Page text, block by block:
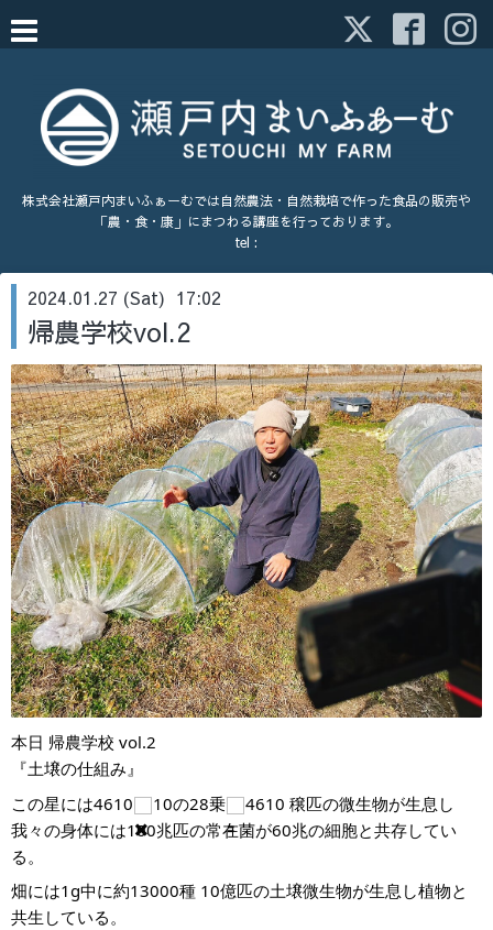
株式会社瀬戸内まいふぁーむでは自然農法・自然栽培で作った食品の販売や
「農・食・康」にまつわる講座を行っております。
tel :
2024.01.27 (Sat) 17:02
帰農学校vol.2
本日 帰農学校 vol.2
『土壌の仕組み』
この星には4610
10の28乗
4610 穣匹の微生物が生息し
我々の身体には100兆匹の常在菌が60兆の細胞と共存してい
る。
畑には1g中に約13000種 10億匹の土壌微生物が生息し植物と
共生している。